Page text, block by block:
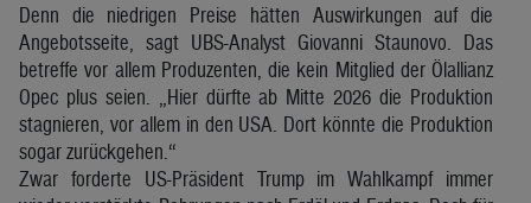
Denn die niedrigen Preise hätten Auswirkungen auf die
Angebotsseite, sagt UBS-Analyst Giovanni Staunovo. Das
betreffe vor allem Produzenten, die kein Mitglied der Ölallianz
Opec plus seien. „Hier dürfte ab Mitte 2026 die Produktion
stagnieren, vor allem in den USA. Dort könnte die Produktion
sogar zurückgehen.“
Zwar forderte US-Präsident Trump im Wahlkampf immer